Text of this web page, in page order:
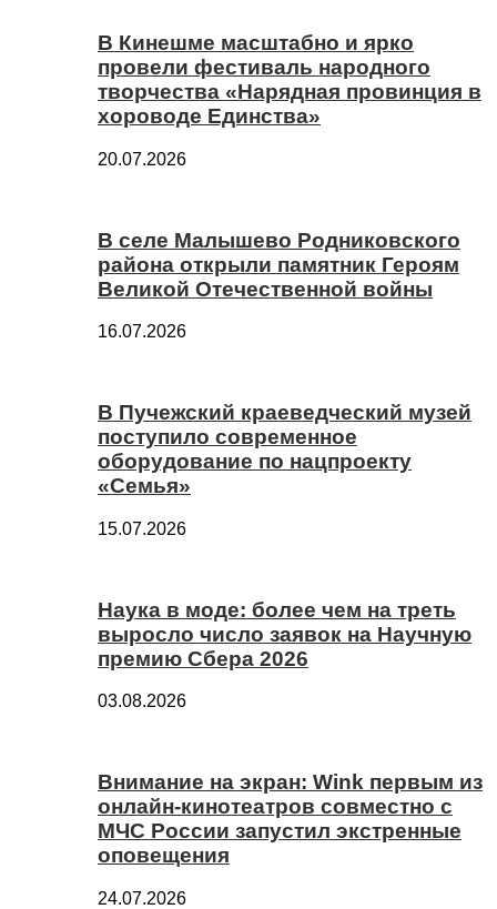
В Кинешме масштабно и ярко
провели фестиваль народного
творчества «Нарядная провинция в
хороводе Единства»
20.07.2026
В селе Малышево Родниковского
района открыли памятник Героям
Великой Отечественной войны
16.07.2026
В Пучежский краеведческий музей
поступило современное
оборудование по нацпроекту
«Семья»
15.07.2026
Наука в моде: более чем на треть
выросло число заявок на Научную
премию Сбера 2026
03.08.2026
Внимание на экран: Wink первым из
онлайн-кинотеатров совместно с
МЧС России запустил экстренные
оповещения
24.07.2026